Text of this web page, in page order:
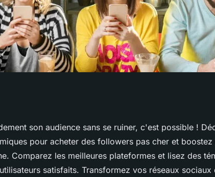
augmentez votre
son audience sans se ruiner, c'est possible !
pour acheter des followers pas cher et
Comparez les meilleures plateformes et lisez des
satisfaits. Transformez vos réseaux sociaux